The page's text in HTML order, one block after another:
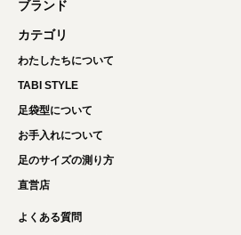
ブランド
カテゴリ
わたしたちについて
TABI STYLE
足袋型について
お手入れについて
足のサイズの測り方
直営店
よくある質問